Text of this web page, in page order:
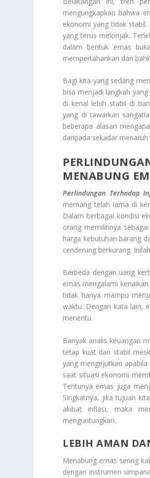
mengungkapkan bahwa
ekonomi yang tidak
yang terus melonjak.
dalam bentuk emas
mempertahankan dan
Bagi kita yang sedang
bisa menjadi langkah
di kenal lebih stabil di
yang di tawarkan
beberapa alasan
daripada sekadar menaruh
MENABUNG
Perlindungan Terhadap
memang telah lama di
Dalam berbagai kondisi
orang memilihnya
harga kebutuhan barang
cenderung berkurang.
Berbeda dengan uang
emas mengalami
tidak hanya mampu
waktu. Dengan kata lain,
menentu.
Banyak analis keuangan
tetap kuat dan stabil
yang mengejutkan
saat situasi ekonomi
Tentunya emas juga
Singkatnya, jika tujuan
akibat inflasi, maka
menguntungkan.
LEBIH AMAN
Menabung emas sering
dengan instrumen